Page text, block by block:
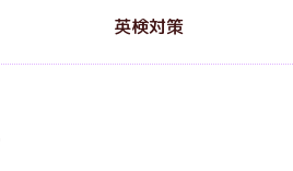
英検対策